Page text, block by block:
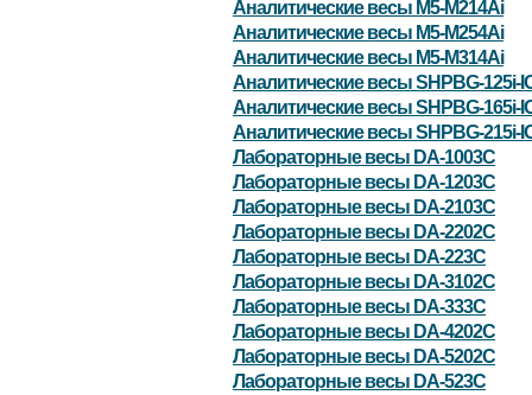
Аналитические весы M5-M214Ai
Аналитические весы M5-M254Ai
Аналитические весы M5-M314Ai
Аналитические весы SHPBG-125i-
Аналитические весы SHPBG-165i-
Аналитические весы SHPBG-215i-
Лабораторные весы DA-1003C
Лабораторные весы DA-1203C
Лабораторные весы DA-2103C
Лабораторные весы DA-2202C
Лабораторные весы DA-223C
Лабораторные весы DA-3102C
Лабораторные весы DA-333C
Лабораторные весы DA-4202C
Лабораторные весы DA-5202C
Лабораторные весы DA-523C